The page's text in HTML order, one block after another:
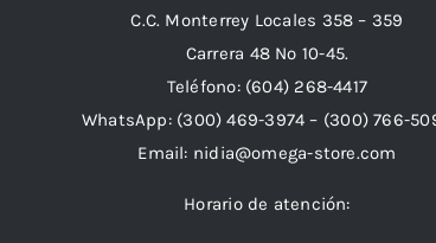
C.C. Monterrey Locales 358 – 359
Carrera 48 Nº 10-45.
Teléfono: (604) 268-4417
WhatsApp: (300) 469-3974 – (300) 766-
Email: nidia@omega-store.com
Horario de atención: